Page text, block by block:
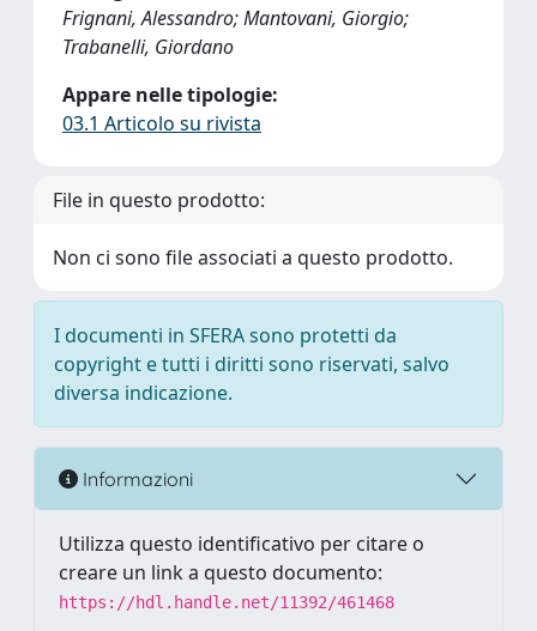
Frignani, Alessandro; Mantovani, Giorgio;
Trabanelli, Giordano
Appare nelle tipologie:
03.1 Articolo su rivista
File in questo prodotto:
Non ci sono file associati a questo prodotto.
I documenti in SFERA sono protetti da
copyright e tutti i diritti sono riservati, salvo
diversa indicazione.
Informazioni
Utilizza questo identificativo per citare o
creare un link a questo documento:
https://hdl.handle.net/11392/461468